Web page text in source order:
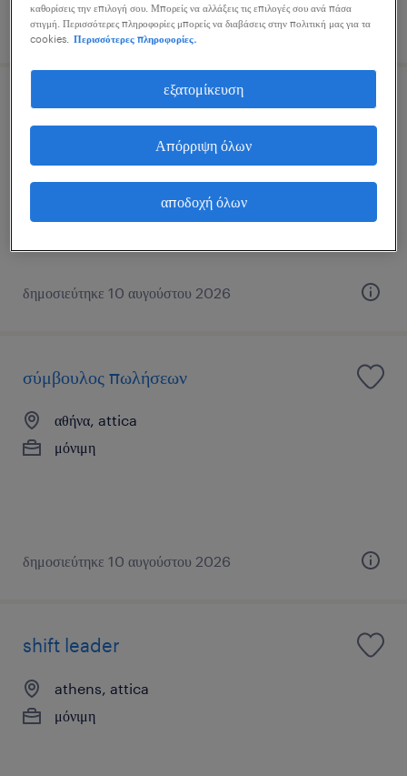
δημοσιεύτηκε 10 αυγούστου 2026
σύμβουλος πωλήσεων
μόνιμη
δημοσιεύτηκε 10 αυγούστου 2026
σύμβουλος πωλήσεων
αθήνα, attica
μόνιμη
δημοσιεύτηκε 10 αυγούστου 2026
shift leader
athens, attica
μόνιμη
καθορίσεις την επιλογή σου. Μπορείς να αλλάξεις τις επιλογές σου ανά πάσα
στιγμή. Περισσότερες πληροφορίες μπορείς να διαβάσεις στην πολιτική μας για τα
cookies.
Περισσότερες πληροφορίες.
εξατομίκευση
Απόρριψη όλων
αποδοχή όλων